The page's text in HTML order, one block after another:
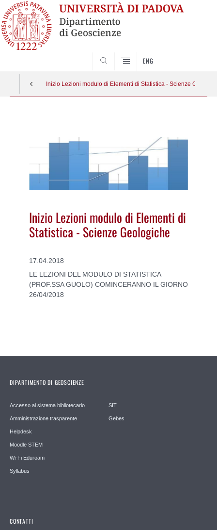
ENG
Inizio Lezioni modulo di Elementi di Statistica - Scienze
Inizio Lezioni modulo di Elementi di
Statistica - Scienze Geologiche
17.04.2018
LE LEZIONI DEL MODULO DI STATISTICA
(PROF.SSA GUOLO) COMINCERANNO IL GIORNO
26/04/2018
DIPARTIMENTO DI GEOSCIENZE
Accesso al sistema bibliotecario
Amministrazione trasparente
Helpdesk
Moodle STEM
Wi-Fi Eduroam
Syllabus
SIT
Gebes
CONTATTI